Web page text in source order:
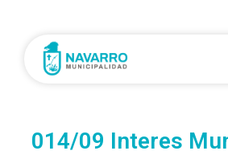
014/09 Interes